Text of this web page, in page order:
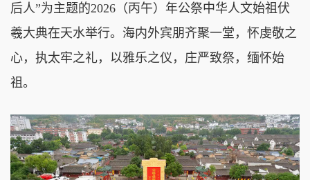
后人”为主题的2026（丙午）年公祭中华人文始祖伏
羲大典在天水举行。海内外宾朋齐聚一堂，怀虔敬之
心，执太牢之礼，以雅乐之仪，庄严致祭，缅怀始
祖。